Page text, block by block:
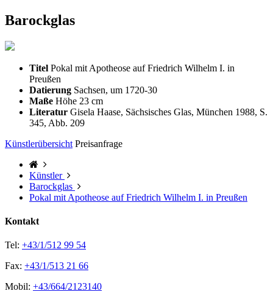
Barockglas
Titel Pokal mit Apotheose auf Friedrich Wilhelm I. in
Preußen
Datierung Sachsen, um 1720-30
Maße Höhe 23 cm
Literatur Gisela Haase, Sächsisches Glas, München 1988, S.
345, Abb. 209
Künstlerübersicht Preisanfrage
Künstler
Barockglas
Pokal mit Apotheose auf Friedrich Wilhelm I. in Preußen
Kontakt
Tel: +43/1/512 99 54
Fax: +43/1/513 21 66
Mobil: +43/664/2123140